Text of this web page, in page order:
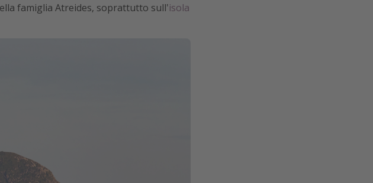
famiglia Atreides, soprattutto sull'isola